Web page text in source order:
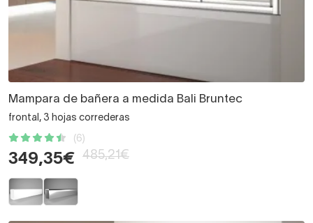
Mampara de bañera a medida Bali Bruntec
frontal, 3 hojas correderas
(6)
349,35€ 485,21€